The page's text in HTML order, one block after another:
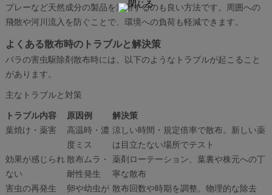
プレーなど天然成分の製品を活用するのも良い方法です。周囲への
飛散や河川流入を防ぐことで、環境への負荷も軽減できます。
よくある散布時のトラブルと解決策
バラの害虫駆除剤散布時には、以下のようなトラブルが起こること
があります。
主なトラブルと対策
トラブル内容
原因例
解決策
葉焼け・薬害
高温時・濃
度ミス
涼しい時間・規定倍率で散布。新しい薬
は目立たない場所でテスト
効果が感じられ
ない
散布ムラ・
耐性発生
薬剤ローテーション、葉裏や株元への丁
寧な散布
害虫の再発生
卵や幼虫が 散布回数や時期を調整。物理的な除去